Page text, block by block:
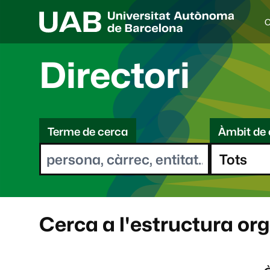
I
d
i
a
e
l
e
o
t
Directori
C
eTerme de cerca Àmbit de
Cerca a l'estructura